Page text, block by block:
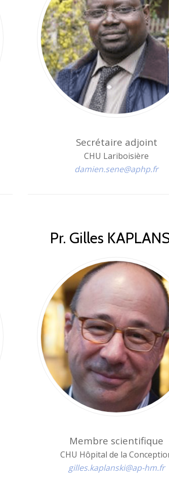
Secrétaire adjoint
CHU Lariboisière
damien.sene@aphp.fr
Pr. Gilles
Membre scientifique
CHU Hôpital de la
gilles.kaplanski@ap-hm.fr